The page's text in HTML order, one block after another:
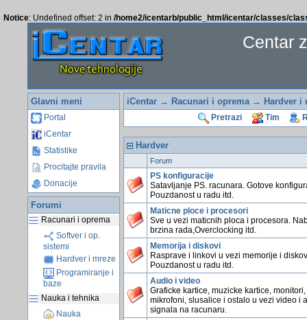
Notice: Undefined offset: 2 in /home2/icentarb/public_html/icentar/classes/
Centar
Glavni meni
Portal
iCentar
Statistike
Procitajte pravila
Donacije
Forumi
Racunari i oprema
Softver i op.
sistemi
Hardver i mreze
Programiranje i
baze
Nauka i tehnika
Nauka
iCentar→ Racunari i oprema→ Hardver i
Pretrazi Tim
Hardver
Forum
PS konfiguracije
Satavljanje PS. racunara. Gotove
Pouzdanost u radu itd.
Maticne ploce i procesori
Sve u vezi maticnih ploca i procesora.
brzina rada,Overclocking itd.
Memorija i diskovi
Rasprave i linkovi u vezi memorije i
Pouzdanost u radu itd.
Audio i video
Graficke kartice, muzicke kartice, monitori,
mikrofoni, slusalice i ostalo u vezi video i
signala na racunaru.